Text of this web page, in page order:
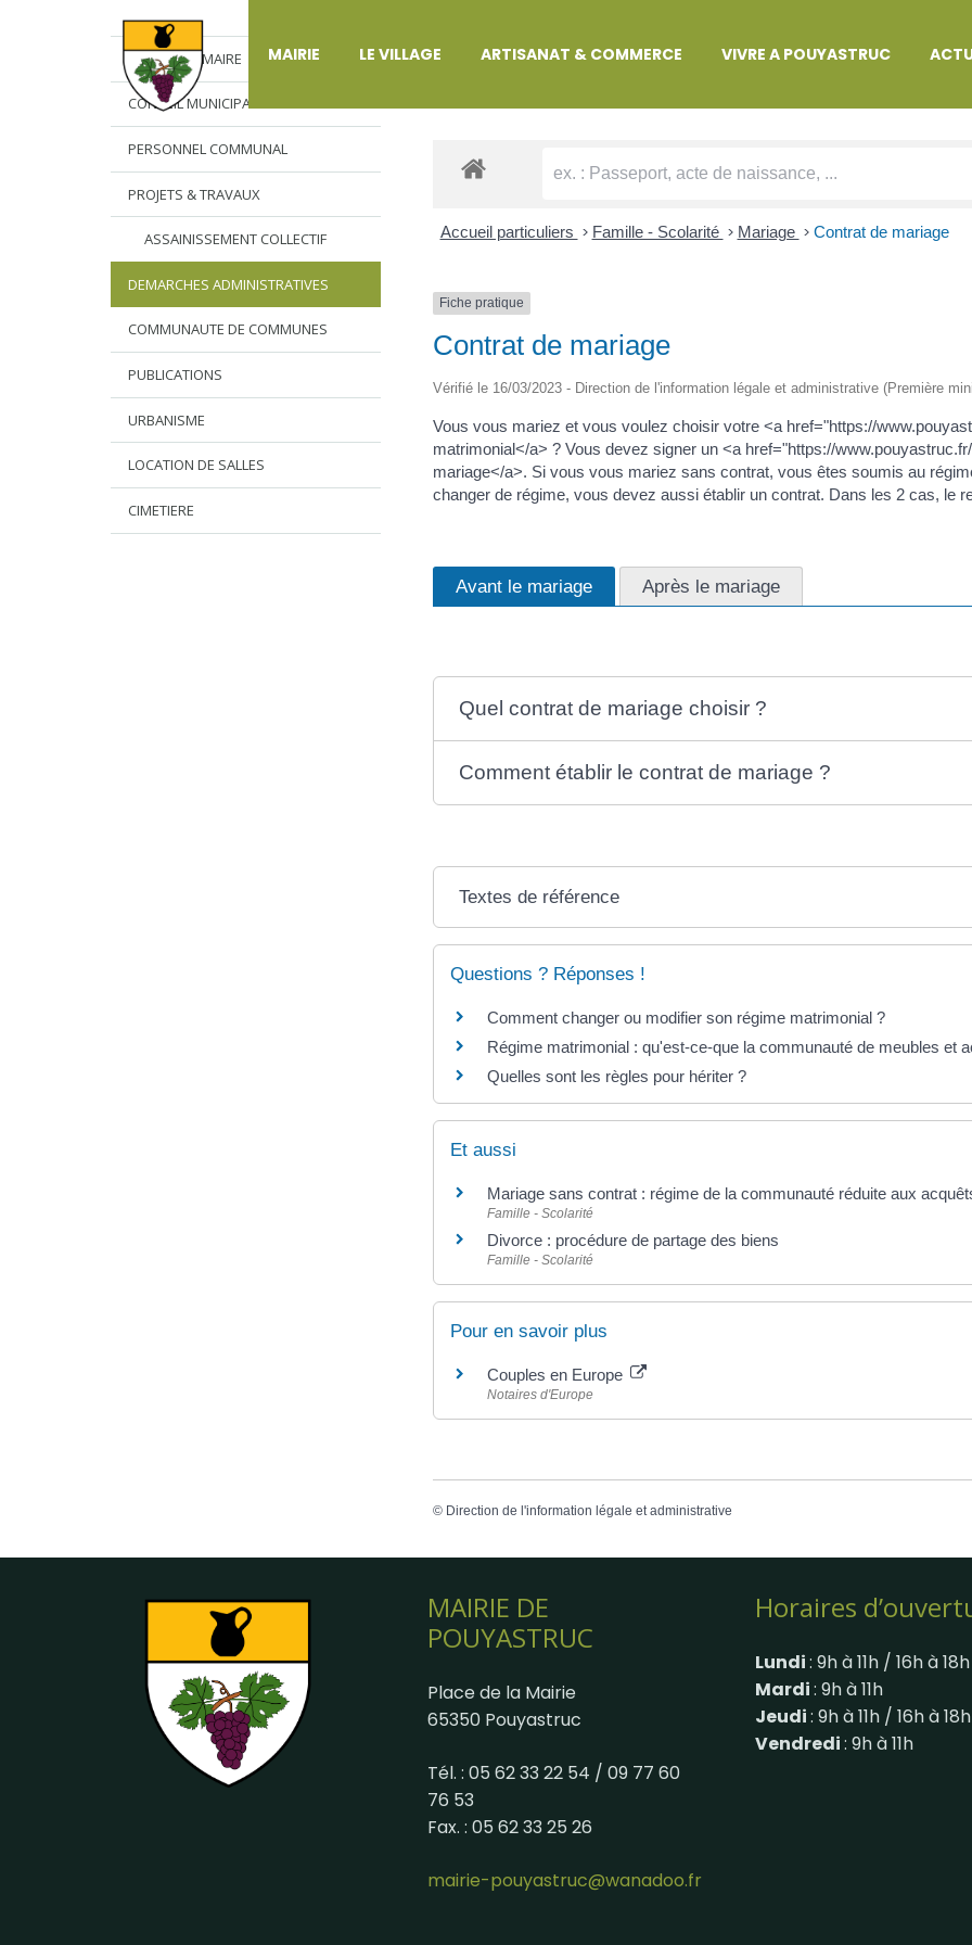
MAIRIE LE VILLAGE ARTISANAT & COMMERCE VIVRE A POUYASTRUC
L’EDITO DU MAIRE
CONSEIL MUNICIPAL
PERSONNEL COMMUNAL
PROJETS & TRAVAUX
ASSAINISSEMENT COLLECTIF
DEMARCHES ADMINISTRATIVES
COMMUNAUTE DE COMMUNES
PUBLICATIONS
URBANISME
LOCATION DE SALLES
CIMETIERE
DÉMARCHES ADMINISTRATIVES
Accueil particuliers > Famille - Scolarité > Mariage > Contrat de mariage
Fiche pratique
Contrat de mariage
Vérifié le 16/03/2023 - Direction de l'information légale et administrative (Première
Vous vous mariez et vous voulez choisir votre <a href="https://
matrimonial</a> ? Vous devez signer un <a href="https://
mariage</a>. Si vous vous mariez sans contrat, vous êtes soumis au
changer de régime, vous devez aussi établir un contrat. Dans les 2 cas, le
Avant le mariage Après le mariage
Quel contrat de mariage choisir ?
Comment établir le contrat de mariage ?
Textes de référence
Questions ? Réponses !
Comment changer ou modifier son régime matrimonial ?
Régime matrimonial : qu'est-ce-que la communauté de meubles et
Quelles sont les règles pour hériter ?
Et aussi
Mariage sans contrat : régime de la communauté réduite aux
Famille - Scolarité
Divorce : procédure de partage des biens
Famille - Scolarité
Pour en savoir plus
Couples en Europe
Notaires d'Europe
© Direction de l'information légale et administrative
MAIRIE DE
POUYASTRUC
Place de la Mairie
65350 Pouyastruc
Tél. : 05 62 33 22 54 / 09 77 60
76 53
Fax. : 05 62 33 25 26
mairie-pouyastruc@wanadoo.fr
Horaires
Lundi: 9h à 11h / 16h à 18h
Mardi: 9h à 11h
Jeudi: 9h à 11h / 16h à 18h
Vendredi: 9h à 11h